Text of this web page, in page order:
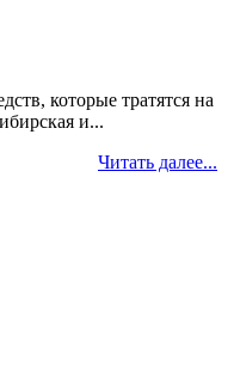
которые тратятся на
и...
Читать далее...